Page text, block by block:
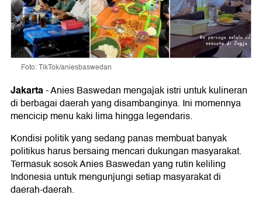
Foto: TikTok/aniesbaswedan
Jakarta-Anies Baswedan mengajak istri untuk kulineran
di berbagai daerah yang disambanginya. Ini momennya
mencicip menu kaki lima hingga legendaris.
Kondisi politik yang sedang panas membuat banyak
politikus harus bersaing mencari dukungan masyarakat.
Termasuk sosok Anies Baswedan yang rutin keliling
Indonesia untuk mengunjungi setiap masyarakat di
daerah-daerah.